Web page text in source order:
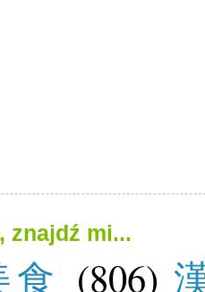
znajdź mi...
食 (806)